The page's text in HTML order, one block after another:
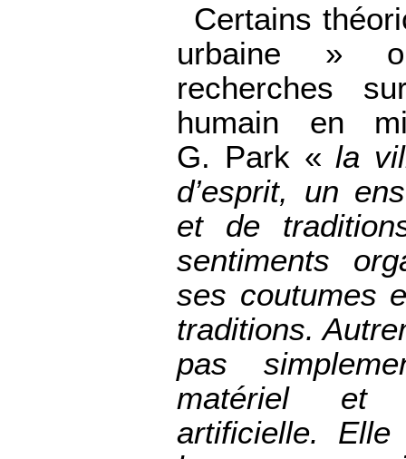
Certains
urbaine »
recherches
humain en
G. Park «la
d’esprit, un
et de
sentiments
ses coutumes
traditions.
pas
matériel et
artificielle.